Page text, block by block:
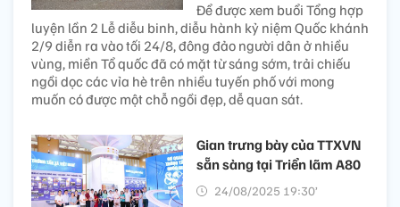
Để được xem buổi Tổng hợp
luyện lần 2 Lễ diễu binh, diễu hành kỷ niệm Quốc khánh
2/9 diễn ra vào tối 24/8, đông đảo người dân ở nhiều
vùng, miền Tổ quốc đã có mặt từ sáng sớm, trải chiếu
ngồi dọc các vỉa hè trên nhiều tuyến phố với mong
muốn có được một chỗ ngồi đẹp, dễ quan sát.
Gian trưng bày của TTXVN
sẵn sàng tại Triển lãm A80
24/08/2025 19:30’